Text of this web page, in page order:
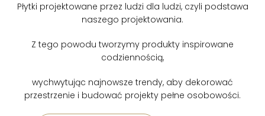
Płytki projektowane przez ludzi dla ludzi, czyli podstawa
naszego projektowania.
Z tego powodu tworzymy produkty inspirowane
codziennością,
wychwytując najnowsze trendy, aby dekorować
przestrzenie i budować projekty pełne osobowości.